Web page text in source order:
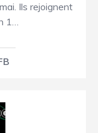
Ils rejoignent
1…